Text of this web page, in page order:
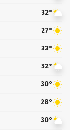
32°
27°
33°
32°
30°
28°
30°